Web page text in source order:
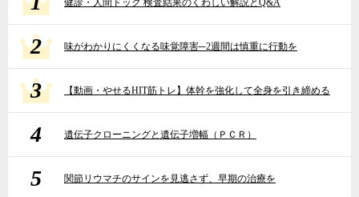
2 味がわかりにくくなる味覚障害─2週間は慎重に行動を
3 【動画・やせるHIT筋トレ】体幹を強化して全身を引き締める
4 遺伝子クローニングと遺伝子増幅（ＰＣＲ）
5 関節リウマチのサインを見逃さず、早期の治療を